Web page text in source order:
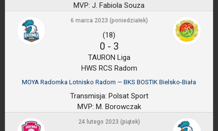
MVP: J. Fabiola Souza
6 marca 2023 (poniedziałek)
(18)
0 - 3
TAURON Liga
HWS RCS Radom
MOYA Radomka Lotnisko Radom — BKS BOSTIK Bielsko-Biała
Transmisja: Polsat Sport
MVP: M. Borowczak
24 lutego 2023 (piątek)